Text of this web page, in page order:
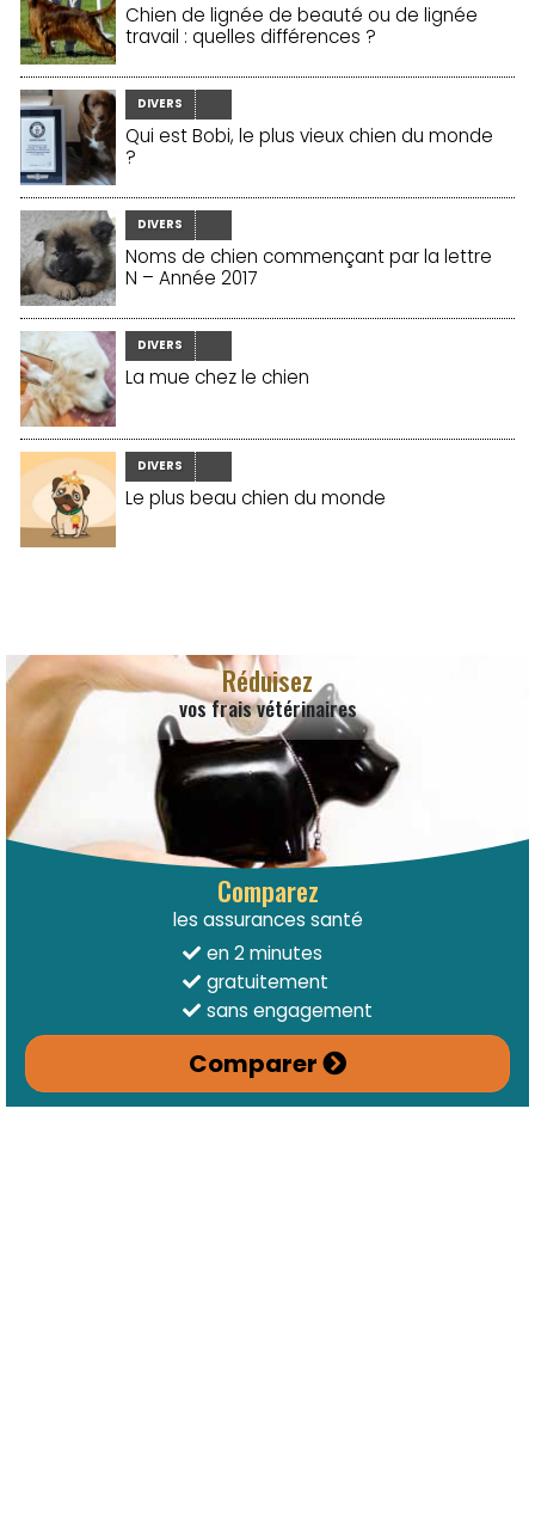
Chien de lignée de beauté ou de lignée
travail : quelles différences ?
DIVERS
Qui est Bobi, le plus vieux chien du monde
?
DIVERS
Noms de chien commençant par la lettre
N – Année 2017
DIVERS
La mue chez le chien
DIVERS
Le plus beau chien du monde
Réduisez
vos frais vétérinaires
Comparez
les assurances santé
en 2 minutes
gratuitement
sans engagement
Comparer